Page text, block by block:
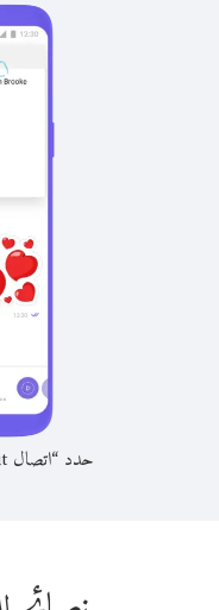
حدد “اتصال Viber Out” من عنوان المحادثة